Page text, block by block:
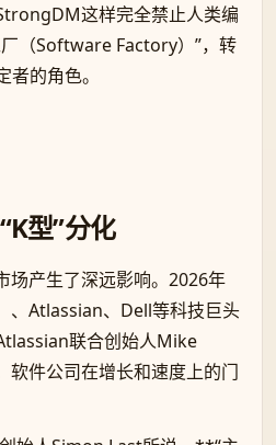
这样完全禁止人类编
（Software Factory）”，转
的角色。
型”分化
场产生了深远影响。2026年
、Atlassian、Dell等科技巨头
联合创始人Mike
件公司在增长和速度上的门